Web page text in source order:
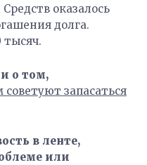
оказалось
долга.
тысяч.
о том,
запасаться
в ленте,
или